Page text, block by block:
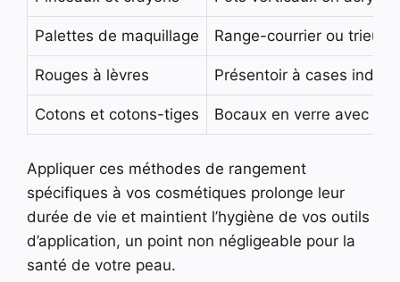
Palettes de maquillage Range-courrier ou trieur
Rouges à lèvres Présentoir à cases
Cotons et cotons-tiges Bocaux en verre avec
Appliquer ces méthodes de rangement
spécifiques à vos cosmétiques prolonge leur
durée de vie et maintient l’hygiène de vos outils
d’application, un point non négligeable pour la
santé de votre peau.